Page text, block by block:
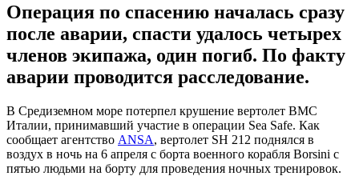
Операция по спасению началась сразу
после аварии, спасти удалось четырех
членов экипажа, один погиб. По факту
аварии проводится расследование.
В Средиземном море потерпел крушение вертолет ВМС
Италии, принимавший участие в операции Sea Safe. Как
сообщает агентство ANSA, вертолет SH 212 поднялся в
воздух в ночь на 6 апреля с борта военного корабля Borsini с
пятью людьми на борту для проведения ночных тренировок.